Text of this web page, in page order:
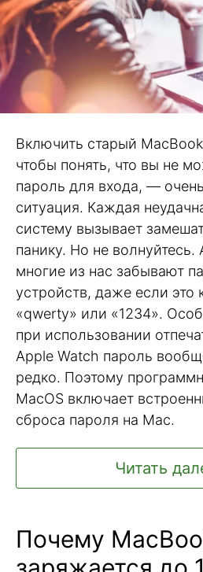
Включить старый
чтобы понять, что вы не
пароль для входа, —
ситуация. Каждая
систему вызывает
панику. Но не волнуйтесь.
многие из нас забывают
устройств, даже если это
«qwerty» или «1234».
при использовании
Apple Watch пароль
редко. Поэтому
MacOS включает
сброса пароля на Mac.
Читать
Почему